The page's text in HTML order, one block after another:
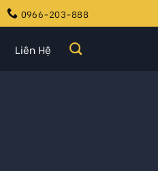
0966-203-888
Liên Hệ